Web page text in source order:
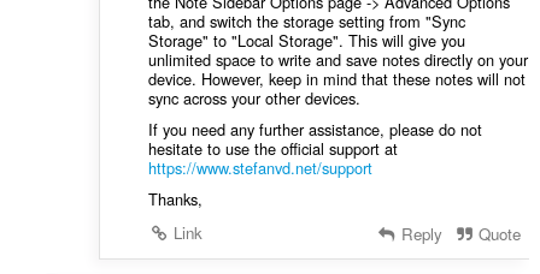
tab, and switch the storage setting from "Sync
Storage" to "Local Storage". This will give you
unlimited space to write and save notes directly on your
device. However, keep in mind that these notes will not
sync across your other devices.
If you need any further assistance, please do not
hesitate to use the official support at
https://www.stefanvd.net/support
Thanks,
Link
Reply Quote